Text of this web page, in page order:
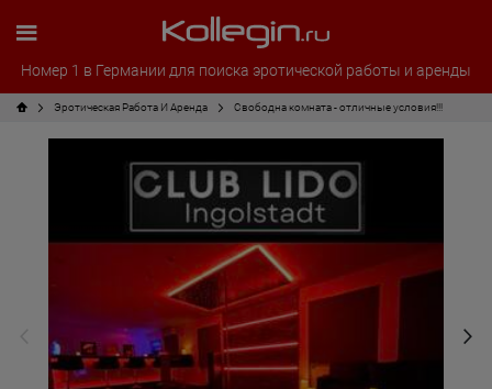
Номер 1 в Германии для поиска эротической работы и аренды
Эротическая Pабота И Аренда Свободна комната - отличные условия!!!